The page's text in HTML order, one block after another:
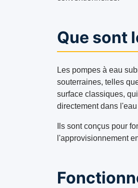
Que sont
Les pompes à eau
souterraines, telles
surface classiques,
directement dans
Ils sont conçus pour
l'approvisionnement